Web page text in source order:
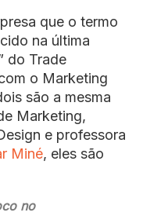
que o termo
na última
do Trade
o Marketing
são a mesma
Marketing,
e professora
Miné, eles são
no